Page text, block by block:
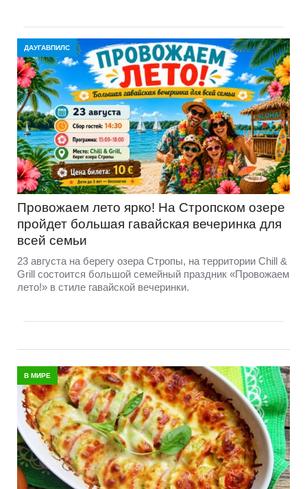
ДАУГАВПИЛС
Провожаем лето ярко! На Стропском озере
пройдет большая гавайская вечеринка для
всей семьи
23 августа на берегу озера Стропы, на территории Chill &
Grill состоится большой семейный праздник «Провожаем
лето!» в стиле гавайской вечеринки.
В МИРЕ